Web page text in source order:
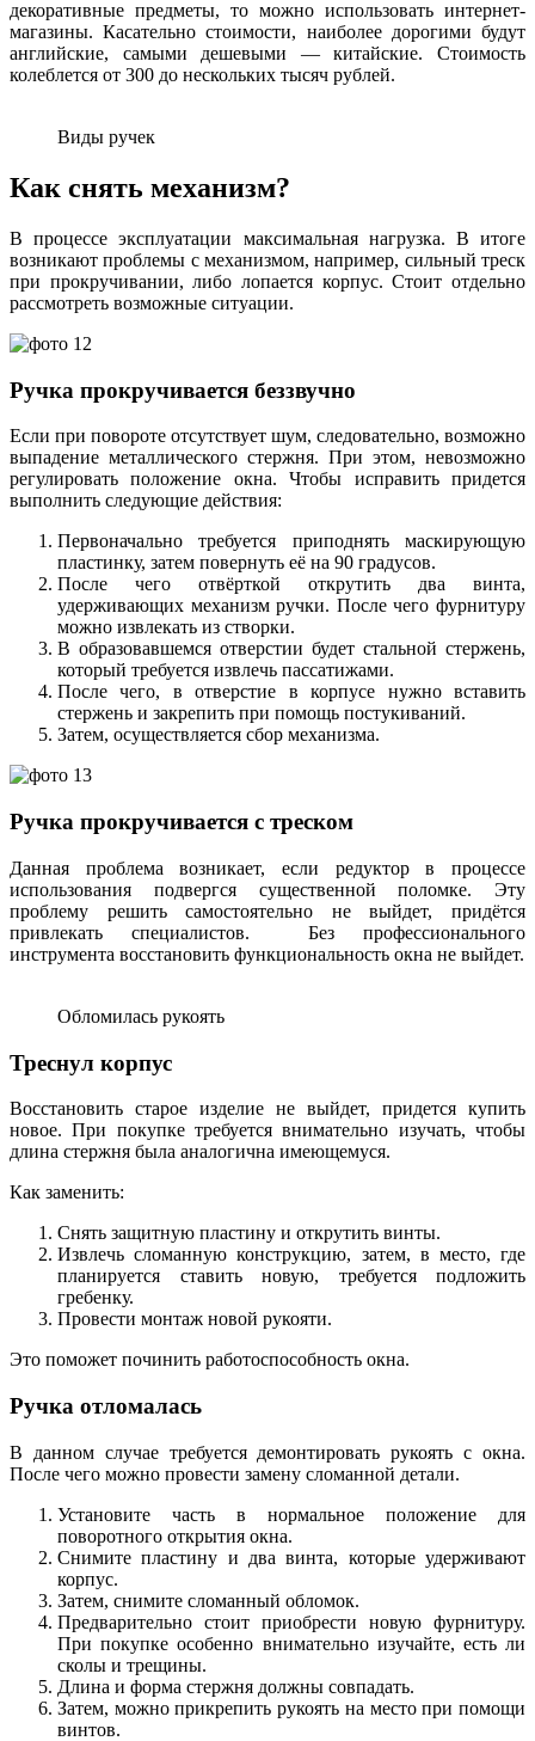
декоративные предметы, то можно использовать интернет-
магазины. Касательно стоимости, наиболее дорогими будут
английские, самыми дешевыми — китайские. Стоимость
колеблется от 300 до нескольких тысяч рублей.
Виды ручек
Как снять механизм?
В процессе эксплуатации максимальная нагрузка. В итоге
возникают проблемы с механизмом, например, сильный треск
при прокручивании, либо лопается корпус. Стоит отдельно
рассмотреть возможные ситуации.
Ручка прокручивается беззвучно
Если при повороте отсутствует шум, следовательно, возможно
выпадение металлического стержня. При этом, невозможно
регулировать положение окна. Чтобы исправить придется
выполнить следующие действия:
Первоначально требуется приподнять маскирующую
пластинку, затем повернуть её на 90 градусов.
После чего отвёрткой открутить два винта,
удерживающих механизм ручки. После чего фурнитуру
можно извлекать из створки.
В образовавшемся отверстии будет стальной стержень,
который требуется извлечь пассатижами.
После чего, в отверстие в корпусе нужно вставить
стержень и закрепить при помощь постукиваний.
Затем, осуществляется сбор механизма.
Ручка прокручивается с треском
Данная проблема возникает, если редуктор в процессе
использования подвергся существенной поломке. Эту
проблему решить самостоятельно не выйдет, придётся
привлекать специалистов. Без профессионального
инструмента восстановить функциональность окна не выйдет.
Обломилась рукоять
Треснул корпус
Восстановить старое изделие не выйдет, придется купить
новое. При покупке требуется внимательно изучать, чтобы
длина стержня была аналогична имеющемуся.
Как заменить:
Снять защитную пластину и открутить винты.
Извлечь сломанную конструкцию, затем, в место, где
планируется ставить новую, требуется подложить
гребенку.
Провести монтаж новой рукояти.
Это поможет починить работоспособность окна.
Ручка отломалась
В данном случае требуется демонтировать рукоять с окна.
После чего можно провести замену сломанной детали.
Установите часть в нормальное положение для
поворотного открытия окна.
Снимите пластину и два винта, которые удерживают
корпус.
Затем, снимите сломанный обломок.
Предварительно стоит приобрести новую фурнитуру.
При покупке особенно внимательно изучайте, есть ли
сколы и трещины.
Длина и форма стержня должны совпадать.
Затем, можно прикрепить рукоять на место при помощи
винтов.